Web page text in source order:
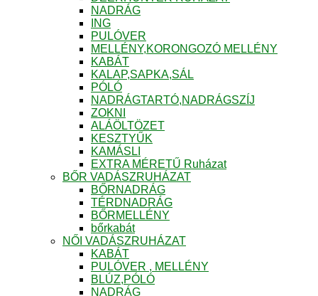
NADRÁG
ING
PULÓVER
MELLÉNY,KORONGOZÓ MELLÉNY
KABÁT
KALAP,SAPKA,SÁL
PÓLÓ
NADRÁGTARTÓ,NADRÁGSZÍJ
ZOKNI
ALÁÖLTÖZET
KESZTYŰK
KAMÁSLI
EXTRA MÉRETŰ Ruházat
BŐR VADÁSZRUHÁZAT
BŐRNADRÁG
TÉRDNADRÁG
BŐRMELLÉNY
bőrkabát
NŐI VADÁSZRUHÁZAT
KABÁT
PULÓVER , MELLÉNY
BLÚZ,PÓLÓ
NADRÁG